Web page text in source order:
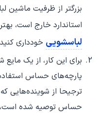
بزرگتر از ظرفیت ماشین
استاندارد خارج است،
لباسشویی خودداری
برای این کار، از یک
پارچه‌های حساس
ترجیحا از شوینده‌هایی
حساس توصیه شده است،